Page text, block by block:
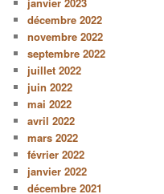
décembre 2022
novembre 2022
septembre 2022
juillet 2022
juin 2022
mai 2022
avril 2022
mars 2022
février 2022
janvier 2022
décembre 2021